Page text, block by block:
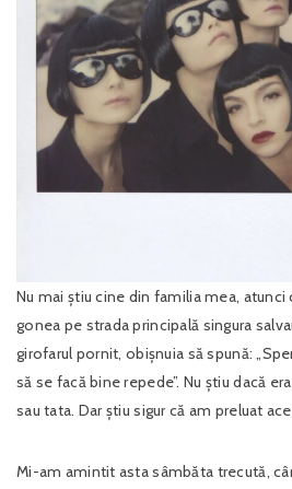
Nu mai știu cine din familia mea, atunci
gonea pe strada principală singura
girofarul pornit, obișnuia să spună:
să se facă bine repede”. Nu știu dacă
sau tata. Dar știu sigur că am preluat
Mi-am amintit asta sâmbăta trecută,